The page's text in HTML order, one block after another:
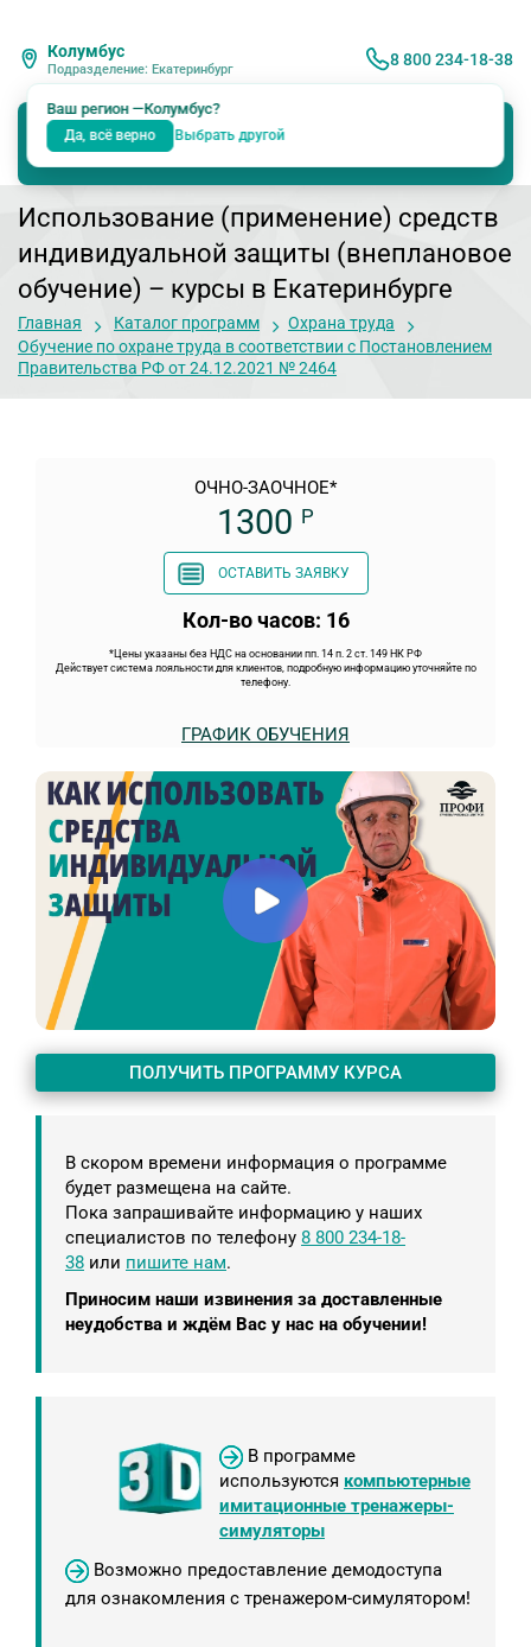
Колумбус
Подразделение: Екатеринбург
Ваш регион —Колумбус?
Да, всё верно Выбрать другой
8 800 234-18-38
Использование (применение) средств
индивидуальной защиты (внеплановое
обучение) – курсы в Екатеринбурге
Главная Каталог программ
Охрана труда
Обучение по охране труда в соответствии с Постановлением
Правительства РФ от 24.12.2021 № 2464
ОЧНО-ЗАОЧНОЕ*
1300 Р
ОСТАВИТЬ ЗАЯВКУ
Кол-во часов: 16
*Цены указаны без НДС на основании пп. 14 п. 2 ст. 149 НК РФ
Действует система лояльности для клиентов, подробную информацию уточняйте по
телефону.
ГРАФИК ОБУЧЕНИЯ
ПОЛУЧИТЬ ПРОГРАММУ КУРСА
В скором времени информация о программе
будет размещена на сайте.
Пока запрашивайте информацию у наших
специалистов по телефону 8 800 234-18-
38 или пишите нам.
Приносим наши извинения за доставленные
неудобства и ждём Вас у нас на обучении!
В программе
используются компьютерные
имитационные тренажеры-
симуляторы
Возможно предоставление демодоступа
для ознакомления с тренажером-симулятором!